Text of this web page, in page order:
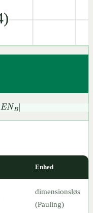
B|
Enhed
dimensionsløs
(Pauling)